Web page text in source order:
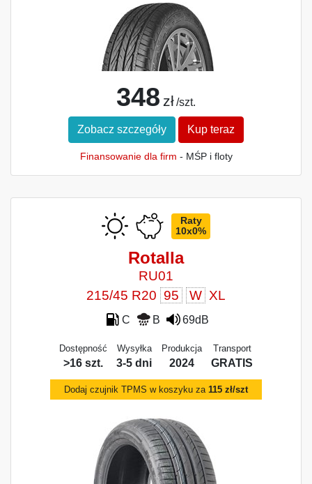
348 zł /szt.
Zobacz szczegóły Kup teraz
Finansowanie dla firm - MŚP i floty
Raty
10x0%
Rotalla
RU01
215/45 R20 95 W XL
C B 69dB
Dostępność
>16 szt.
Wysyłka
3-5 dni
Produkcja
2024
Transport
GRATIS
Dodaj czujnik TPMS w koszyku za 115 zł/szt